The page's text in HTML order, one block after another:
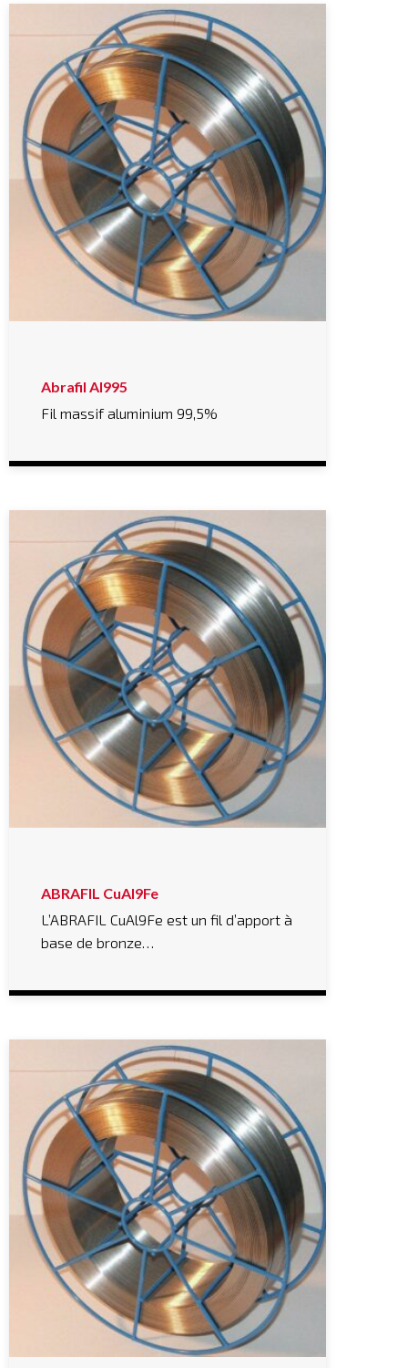
Abrafil Al995
Fil massif aluminium 99,5%
ABRAFIL CuAl9Fe
L’ABRAFIL CuAl9Fe est un fil d’apport à
base de bronze…